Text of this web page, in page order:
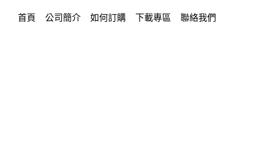
首頁 公司簡介 如何訂購 下載專區 聯絡我們